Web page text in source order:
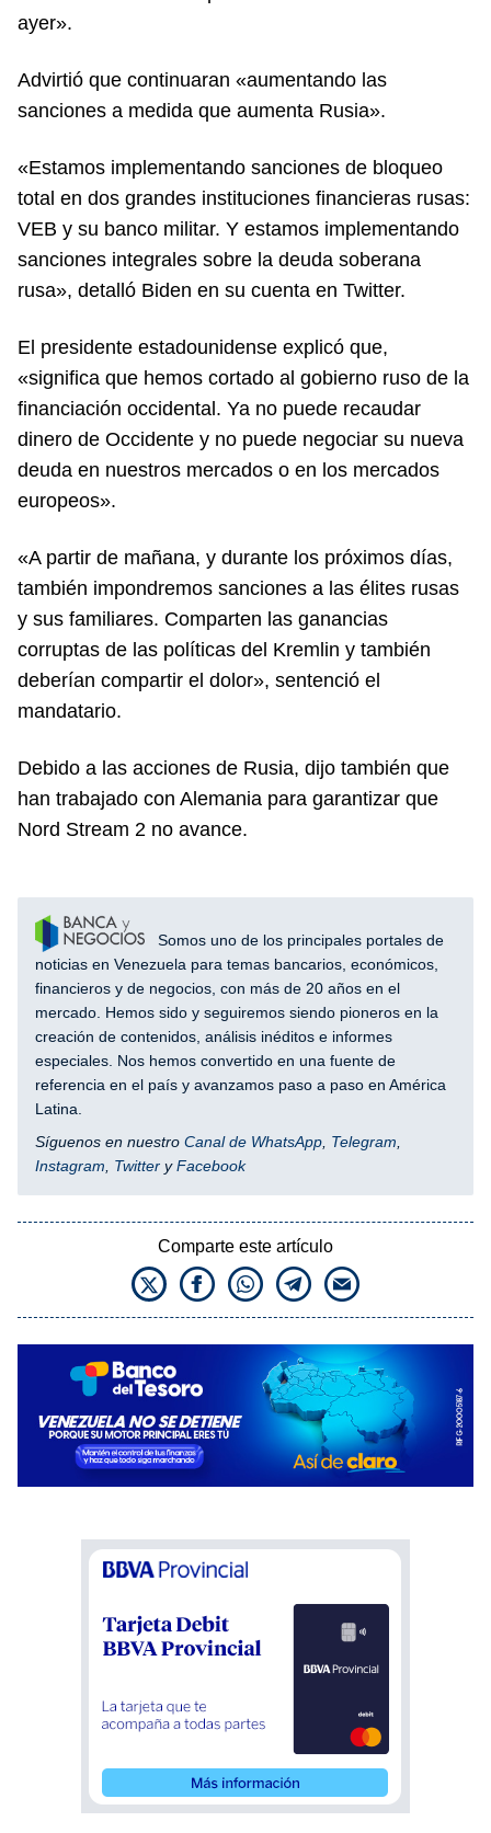
ayer».
Advirtió que continuaran «aumentando las
sanciones a medida que aumenta Rusia».
«Estamos implementando sanciones de bloqueo
total en dos grandes instituciones financieras rusas:
VEB y su banco militar. Y estamos implementando
sanciones integrales sobre la deuda soberana
rusa», detalló Biden en su cuenta en Twitter.
El presidente estadounidense explicó que,
«significa que hemos cortado al gobierno ruso de la
financiación occidental. Ya no puede recaudar
dinero de Occidente y no puede negociar su nueva
deuda en nuestros mercados o en los mercados
europeos».
«A partir de mañana, y durante los próximos días,
también impondremos sanciones a las élites rusas
y sus familiares. Comparten las ganancias
corruptas de las políticas del Kremlin y también
deberían compartir el dolor», sentenció el
mandatario.
Debido a las acciones de Rusia, dijo también que
han trabajado con Alemania para garantizar que
Nord Stream 2 no avance.
Somos uno de los principales portales de
noticias en Venezuela para temas bancarios, económicos,
financieros y de negocios, con más de 20 años en el
mercado. Hemos sido y seguiremos siendo pioneros en la
creación de contenidos, análisis inéditos e informes
especiales. Nos hemos convertido en una fuente de
referencia en el país y avanzamos paso a paso en América
Latina.
Síguenos en nuestro Canal de WhatsApp Telegram
Instagram
Twitter yFacebook
Comparte este artículo